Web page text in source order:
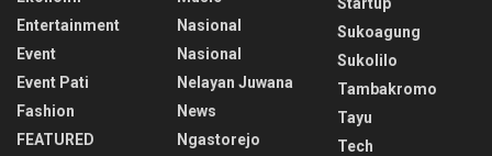
Entertainment
Event
Event Pati
Fashion
FEATURED
Nasional
Nasional
Nelayan Juwana
News
Ngastorejo
Sukoagung
Sukolilo
Tambakromo
Tayu
Tech